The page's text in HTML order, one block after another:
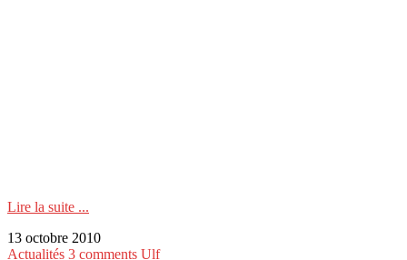
Lire la suite ...
13 octobre 2010
Actualités 3 comments Ulf